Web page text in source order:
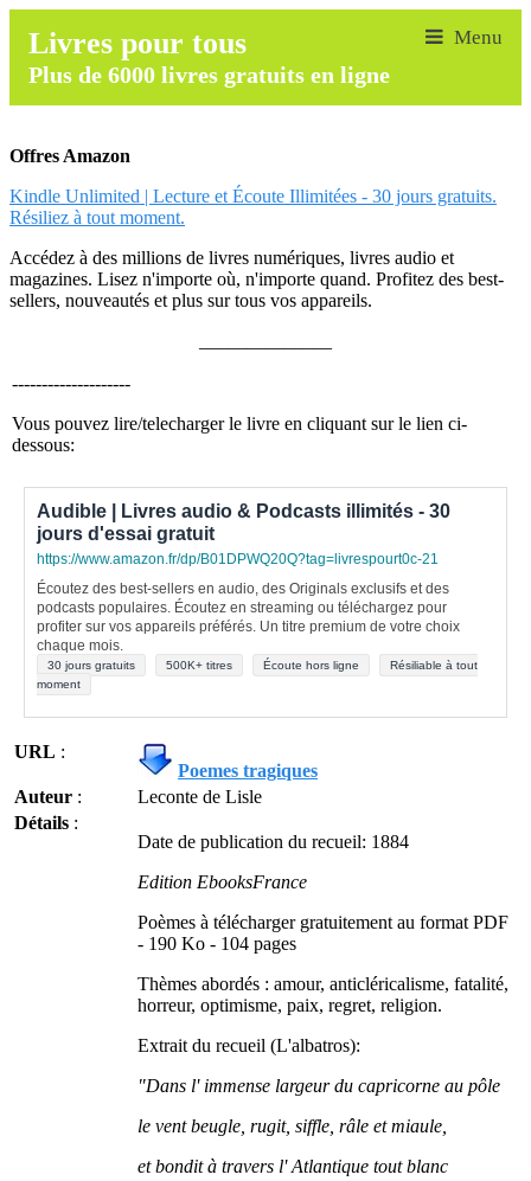
Livres pour tous
Plus de 6000 livres gratuits en ligne
Offres Amazon
Kindle Unlimited | Lecture et Écoute Illimitées - 30 jours gratuits.
Résiliez à tout moment.
Accédez à des millions de livres numériques, livres audio et
magazines. Lisez n'importe où, n'importe quand. Profitez des best-
sellers, nouveautés et plus sur tous vos appareils.
--------------------
Vous pouvez lire/telecharger le livre en cliquant sur le lien ci-
dessous:
Audible | Livres audio & Podcasts illimités - 30
jours d'essai gratuit
https://www.amazon.fr/dp/B01DPWQ20Q?tag=livrespourt0c-21
Écoutez des best-sellers en audio, des Originals exclusifs et des
podcasts populaires. Écoutez en streaming ou téléchargez pour
profiter sur vos appareils préférés. Un titre premium de votre choix
chaque mois.
30 jours gratuits 500K+ titres Écoute hors ligne
Résiliable à tout
moment
URL :
Poemes tragiques
Auteur :
Leconte de Lisle
Détails :
Date de publication du recueil: 1884
Edition EbooksFrance
Poèmes à télécharger gratuitement au format PDF
- 190 Ko - 104 pages
Thèmes abordés : amour, anticléricalisme, fatalité,
horreur, optimisme, paix, regret, religion.
Extrait du recueil (L'albatros):
"Dans l' immense largeur du capricorne au pôle
le vent beugle, rugit, siffle, râle et miaule,
et bondit à travers l' Atlantique tout blanc